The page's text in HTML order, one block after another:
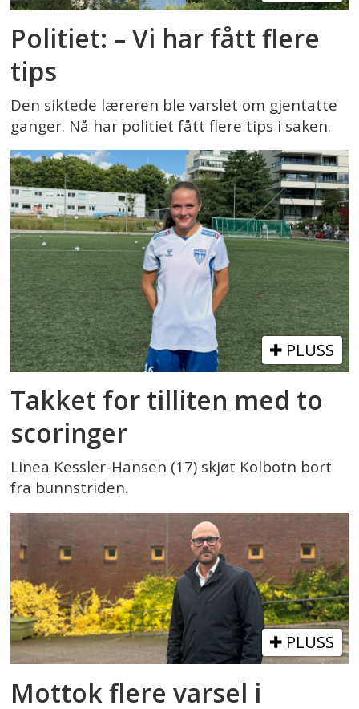
Politiet: – Vi har fått flere
tips
Den siktede læreren ble varslet om gjentatte
ganger. Nå har politiet fått flere tips i saken.
PLUSS
Takket for tilliten med to
scoringer
Linea Kessler-Hansen (17) skjøt Kolbotn bort
fra bunnstriden.
PLUSS
Mottok flere varsel i